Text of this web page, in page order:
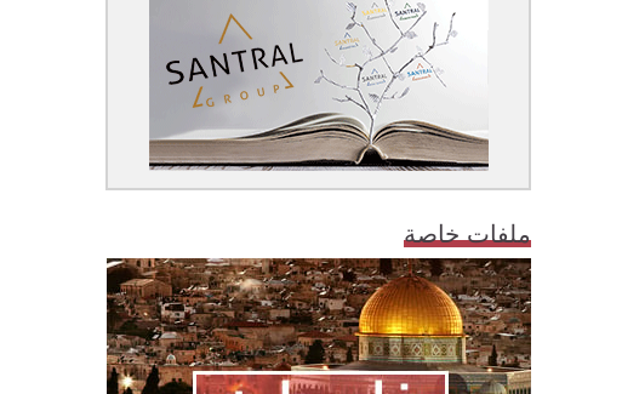
ملفات خاصة